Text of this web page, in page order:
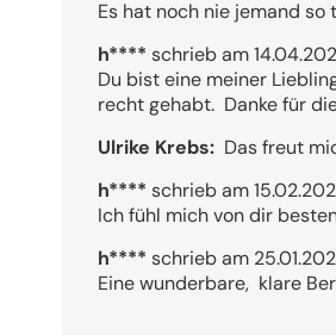
Es hat noch nie jemand
h**** schrieb am
Du bist eine meiner
recht gehabt.  Danke für
Ulrike Krebs: Das freut
h**** schrieb am
Ich fühl mich von dir
h**** schrieb am
Eine wunderbare,  klare